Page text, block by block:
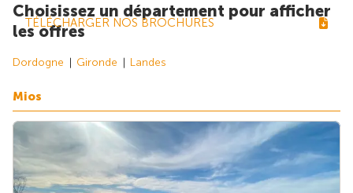
TÉLÉCHARGER NOS BROCHURES
Choisissez un département pour afficher
les offres
Dordogne Gironde Landes
Mios